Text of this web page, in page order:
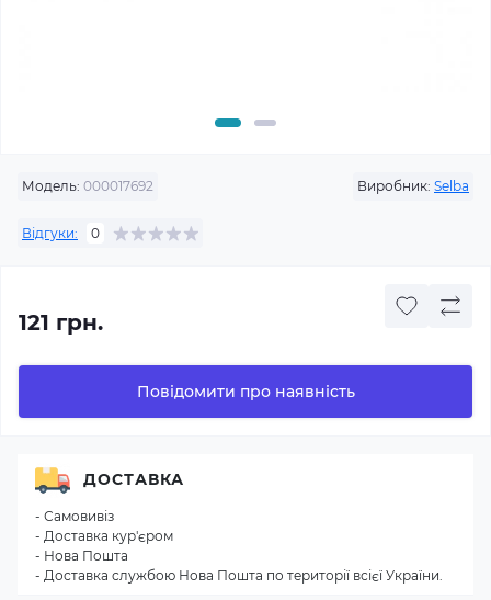
Модель: 000017692 Виробник: Selba
Відгуки: 0
121 грн.
Повідомити про наявність
ДОСТАВКА
- Самовивіз
- Доставка кур'єром
- Нова Пошта
- Доставка службою Нова Пошта по території всієї України.